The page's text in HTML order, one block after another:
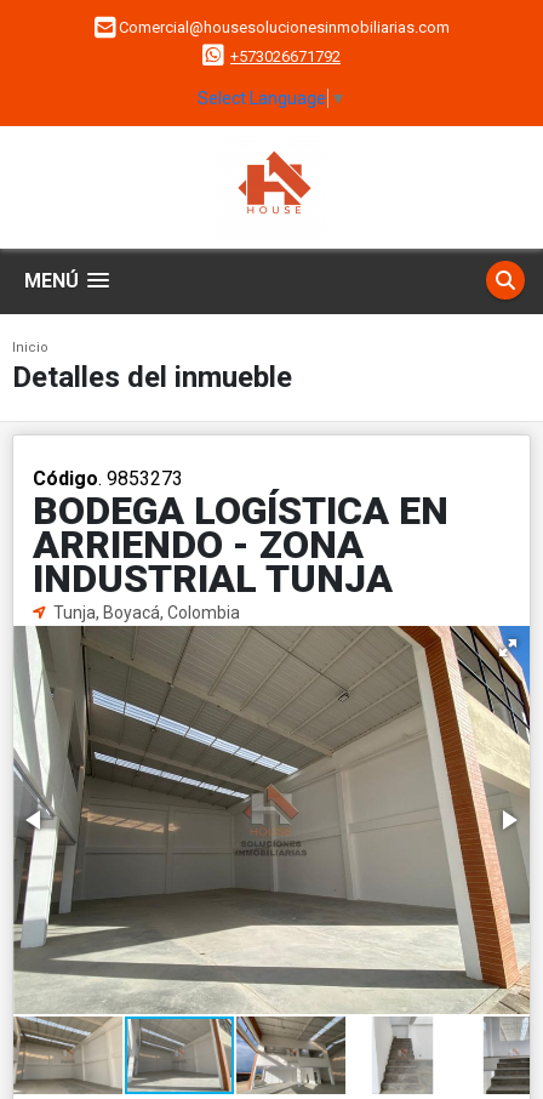
Comercial@housesolucionesinmobiliarias.com
+573026671792
Select Language ▼
MENÚ
Inicio
Detalles del inmueble
Código. 9853273
BODEGA LOGÍSTICA EN
ARRIENDO - ZONA
INDUSTRIAL TUNJA
Tunja, Boyacá, Colombia